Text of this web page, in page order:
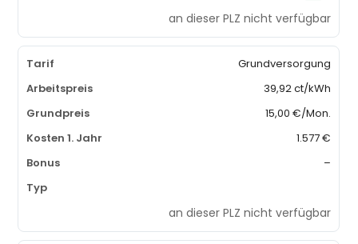
an dieser PLZ nicht verfügbar
Grundversorgung
39,92 ct/kWh
15,00 €/Mon.
1.577 €
–
an dieser PLZ nicht verfügbar